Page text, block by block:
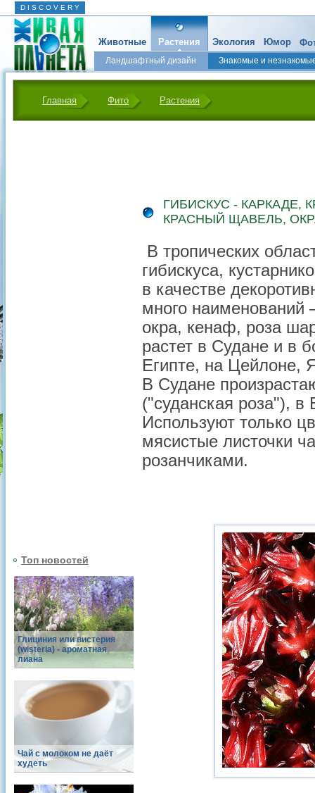
D I S C O V E R Y
Животные Растения
Ландшафтный дизайн Знакомые и
Экология Юмор
Главная Фито Растения
Топ новостей
Глициния или вистерия
(wisteria) - ароматная
лиана
Чай с молоком не даёт
худеть
ГИБИСКУС - КАРКАДЕ,
КРАСНЫЙ ЩАВЕЛЬ,
В тропических
гибискуса,
в качестве
много наименований
окра, кенаф, роза
растет в Судане и в
Египте, на Цейлоне,
В Судане
("суданская роза"), в
Используют только
мясистые листочки
розанчиками.